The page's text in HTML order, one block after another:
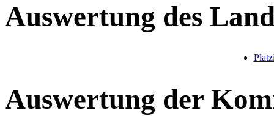
Auswertung des
Auswertung der